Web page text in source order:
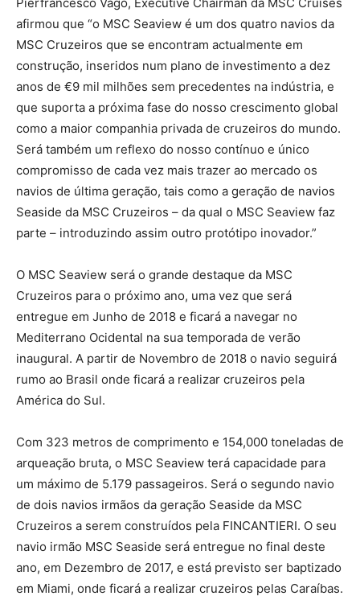
afirmou que “o MSC Seaview é um dos quatro navios da
MSC Cruzeiros que se encontram actualmente em
construção, inseridos num plano de investimento a dez
anos de €9 mil milhões sem precedentes na indústria, e
que suporta a próxima fase do nosso crescimento global
como a maior companhia privada de cruzeiros do mundo.
Será também um reflexo do nosso contínuo e único
compromisso de cada vez mais trazer ao mercado os
navios de última geração, tais como a geração de navios
Seaside da MSC Cruzeiros – da qual o MSC Seaview faz
parte – introduzindo assim outro protótipo inovador.”
O MSC Seaview será o grande destaque da MSC
Cruzeiros para o próximo ano, uma vez que será
entregue em Junho de 2018 e ficará a navegar no
Mediterrano Ocidental na sua temporada de verão
inaugural. A partir de Novembro de 2018 o navio seguirá
rumo ao Brasil onde ficará a realizar cruzeiros pela
América do Sul.
Com 323 metros de comprimento e 154,000 toneladas de
arqueação bruta, o MSC Seaview terá capacidade para
um máximo de 5.179 passageiros. Será o segundo navio
de dois navios irmãos da geração Seaside da MSC
Cruzeiros a serem construídos pela FINCANTIERI. O seu
navio irmão MSC Seaside será entregue no final deste
ano, em Dezembro de 2017, e está previsto ser baptizado
em Miami, onde ficará a realizar cruzeiros pelas Caraíbas.